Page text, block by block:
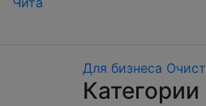
Для бизнеса
Категории